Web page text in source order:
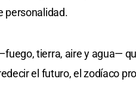
personalidad.
tierra, aire y agua—
el futuro, el zodíaco